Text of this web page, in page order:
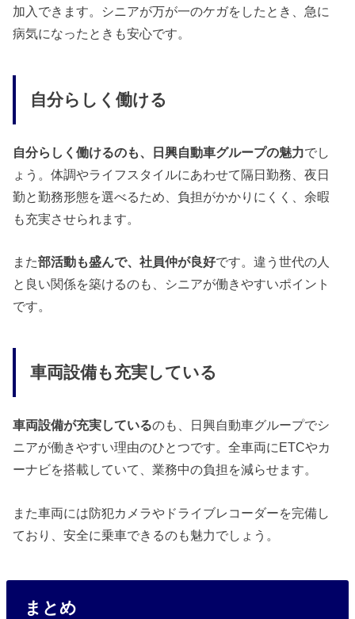
加入できます。シニアが万が一のケガをしたとき、急に
病気になったときも安心です。
自分らしく働ける
自分らしく働けるのも、日興自動車グループの魅力でし
ょう。体調やライフスタイルにあわせて隔日勤務、夜日
勤と勤務形態を選べるため、負担がかかりにくく、余暇
も充実させられます。
また部活動も盛んで、社員仲が良好です。違う世代の人
と良い関係を築けるのも、シニアが働きやすいポイント
です。
車両設備も充実している
車両設備が充実しているのも、日興自動車グループでシ
ニアが働きやすい理由のひとつです。全車両にETCやカ
ーナビを搭載していて、業務中の負担を減らせます。
また車両には防犯カメラやドライブレコーダーを完備し
ており、安全に乗車できるのも魅力でしょう。
まとめ